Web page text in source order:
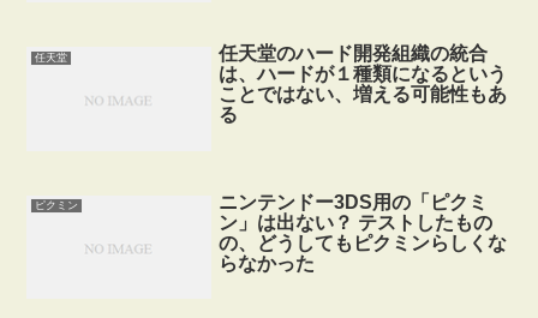
任天堂
任天堂のハード開発組織の統合
は、ハードが１種類になるという
ことではない、増える可能性もあ
る
ピクミン
ニンテンドー3DS用の「ピクミ
ン」は出ない？ テストしたもの
の、どうしてもピクミンらしくな
らなかった